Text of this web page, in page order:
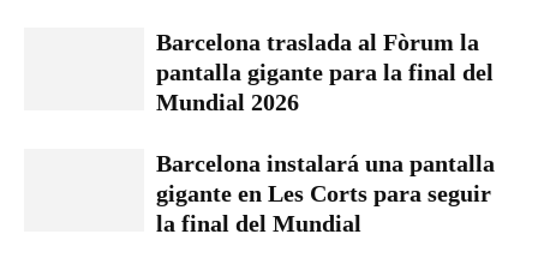
Barcelona traslada al Fòrum la
pantalla gigante para la final del
Mundial 2026
Barcelona instalará una pantalla
gigante en Les Corts para seguir
la final del Mundial